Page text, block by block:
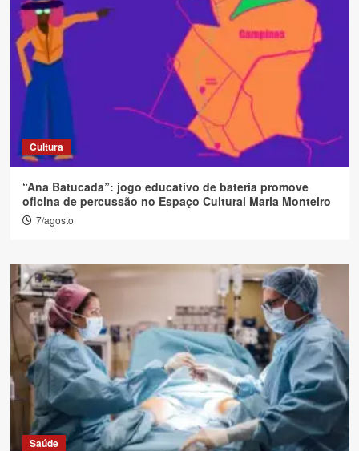
Cultura
“Ana Batucada”: jogo educativo de bateria promove
oficina de percussão no Espaço Cultural Maria Monteiro
7/agosto
Saúde